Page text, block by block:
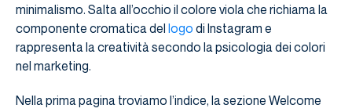
minimalismo. Salta all’occhio il colore viola che richiama la
componente cromatica del logo di Instagram e
rappresenta la creatività secondo la psicologia dei colori
nel marketing.
Nella prima pagina troviamo l’indice, la sezione Welcome